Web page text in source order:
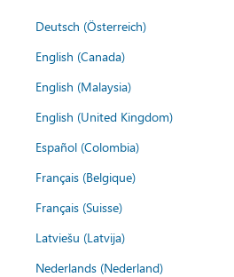
Deutsch (Österreich)
English (Canada)
English (Malaysia)
English (United Kingdom)
Español (Colombia)
Français (Belgique)
Français (Suisse)
Latviešu (Latvija)
Nederlands (Nederland)